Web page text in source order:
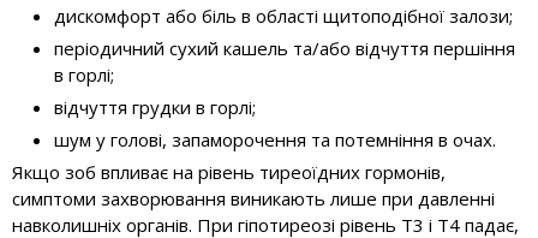
дискомфорт або біль в області щитоподібної залози;
періодичний сухий кашель та/або відчуття першіння
в горлі;
відчуття грудки в горлі;
шум у голові, запаморочення та потемніння в очах.
Якщо зоб впливає на рівень тиреоїдних гормонів,
симптоми захворювання виникають лише при давленні
навколишніх органів. При гіпотиреозі рівень Т3 і Т4 падає,